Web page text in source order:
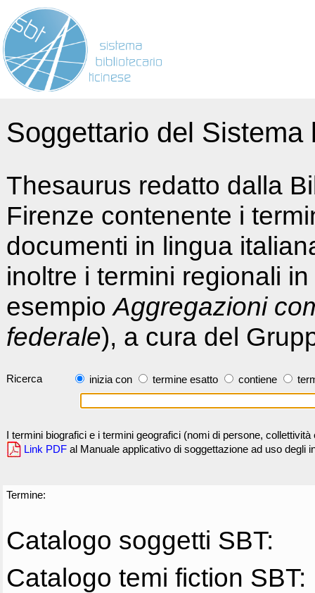
Soggettario del
Thesaurus redatto dalla
Firenze contenente i
documenti in lingua
inoltre i termini regionali
esempioAggregazioni
federale), a cura del
Ricerca inizia con termine esatto contiene
I termini biografici e i termini geografici (nomi di persone,
Link PDF al Manuale applicativo di soggettazione ad uso degli
Termine:
Catalogo soggetti SBT:
Catalogo temi fiction SBT: